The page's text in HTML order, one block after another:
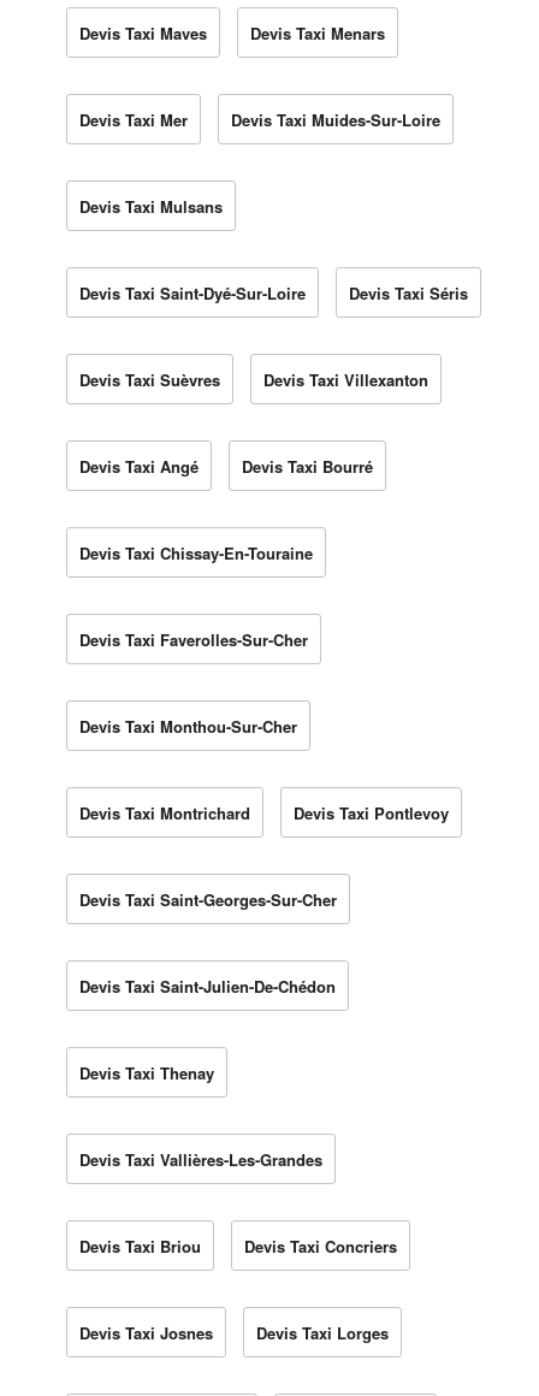
Devis Taxi Maves Devis Taxi Menars
Devis Taxi Mer Devis Taxi Muides-Sur-Loire
Devis Taxi Mulsans
Devis Taxi Saint-Dyé-Sur-Loire Devis Taxi Séris
Devis Taxi Suèvres Devis Taxi Villexanton
Devis Taxi Angé Devis Taxi Bourré
Devis Taxi Chissay-En-Touraine
Devis Taxi Faverolles-Sur-Cher
Devis Taxi Monthou-Sur-Cher
Devis Taxi Montrichard Devis Taxi Pontlevoy
Devis Taxi Saint-Georges-Sur-Cher
Devis Taxi Saint-Julien-De-Chédon
Devis Taxi Thenay
Devis Taxi Vallières-Les-Grandes
Devis Taxi Briou Devis Taxi Concriers
Devis Taxi Josnes Devis Taxi Lorges